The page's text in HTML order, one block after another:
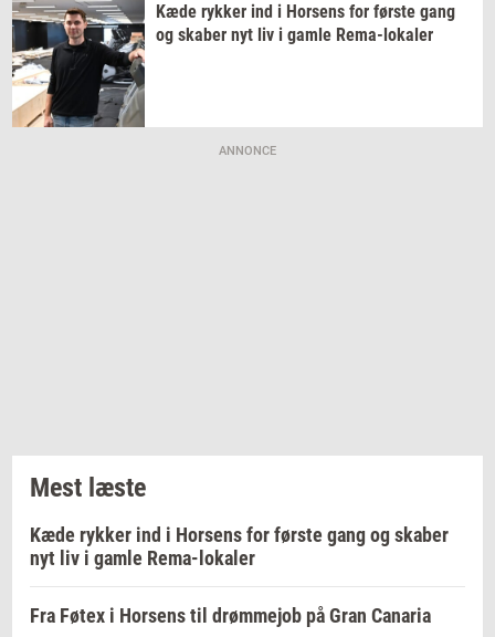
Kæde ryk­ker ind i Hor­sens for før­ste gang
og ska­ber nyt liv i gamle Rema-​lokaler
ANNONCE
Mest læste
Kæde rykker ind i Horsens for første gang og skaber
nyt liv i gamle Rema-lokaler
Fra Føtex i Horsens til drømmejob på Gran Canaria